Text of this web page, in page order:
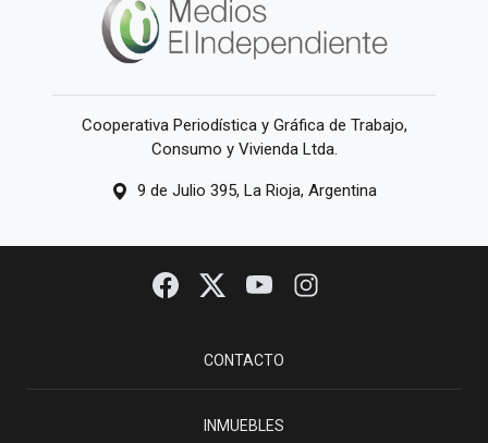
Cooperativa Periodística y Gráfica de Trabajo,
Consumo y Vivienda Ltda.
9 de Julio 395, La Rioja, Argentina
CONTACTO
INMUEBLES